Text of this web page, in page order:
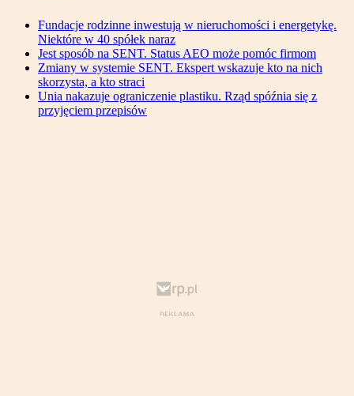
Fundacje rodzinne inwestują w nieruchomości i energetykę.
Niektóre w 40 spółek naraz
Jest sposób na SENT. Status AEO może pomóc firmom
Zmiany w systemie SENT. Ekspert wskazuje kto na nich
skorzysta, a kto straci
Unia nakazuje ograniczenie plastiku. Rząd spóźnia się z
przyjęciem przepisów